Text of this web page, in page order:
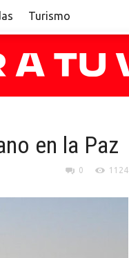
Turismo
en la Paz
0 1124